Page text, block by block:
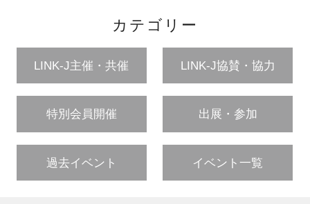
カテゴリー
LINK-J主催・共催 LINK-J協賛・協力
特別会員開催 出展・参加
過去イベント イベント一覧